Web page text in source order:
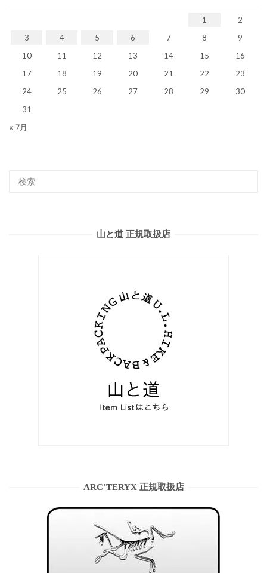
1
2
3
4 5 6 7 8
9
10
11 12 13 14 15
16
17
18 19 20 21 22
23
24
25 26 27 28 29
30
31
« 7月
山と道 正規取扱店
ARC’TERYX 正規取扱店